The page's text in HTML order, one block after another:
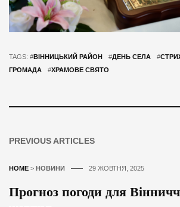
TAGS: #ВІННИЦЬКИЙ РАЙОН #ДЕНЬ СЕЛА #
ГРОМАДА
#ХРАМОВЕ СВЯТО
PREVIOUS ARTICLES
HOME > НОВИНИ 29 ЖОВТНЯ, 2025
Прогноз погоди для